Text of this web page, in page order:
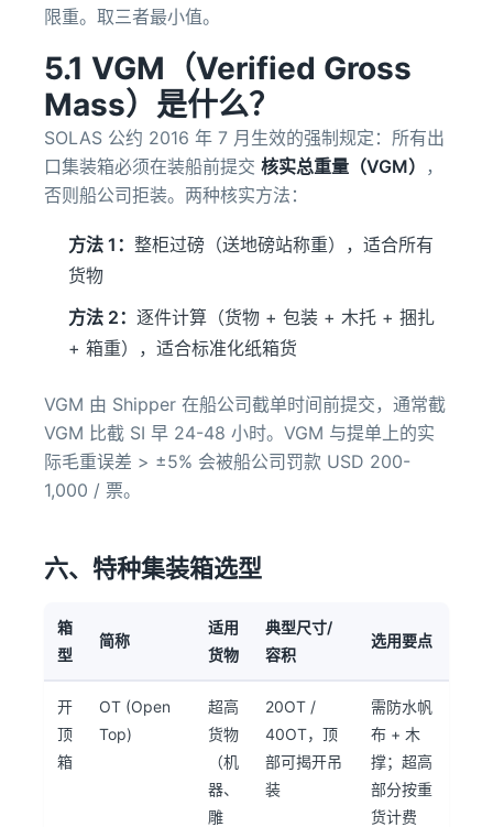
限重。取三者最小值。
5.1 VGM（Verified Gross
Mass）是什么？
SOLAS 公约 2016 年 7 月生效的强制规定：所有出
口集装箱必须在装船前提交 核实总重量（VGM）
，
否则船公司拒装。两种核实方法：
方法 1： 整柜过磅（送地磅站称重），适合所有
货物
方法 2： 逐件计算（货物 + 包装 + 木托 + 捆扎
+ 箱重），适合标准化纸箱货
VGM 由 Shipper 在船公司截单时间前提交，通常截
VGM 比截 SI 早 24-48 小时。VGM 与提单上的实
际毛重误差 > ±5% 会被船公司罚款 USD 200-
1,000 / 票。
六、特种集装箱选型
箱
型
简称
适用
货物
典型尺寸/
容积
选用要点
开
顶
箱
OT (Open
Top)
超高
货物
（机
器、
雕
20OT /
40OT，顶
部可揭开吊
装
需防水帆
布 + 木
撑；超高
部分按重
货计费